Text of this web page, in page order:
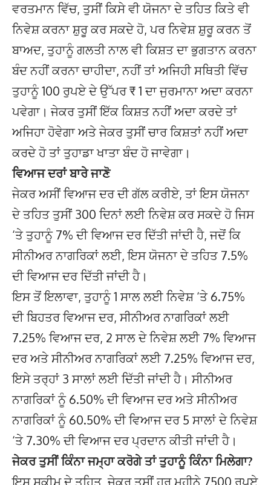
ਵਰਤਮਾਨ ਵਿੱਚ, ਤੁਸੀਂ ਕਿਸੇ ਵੀ ਯੋਜਨਾ ਦੇ ਤਹਿਤ ਕਿਤੇ ਵੀ
ਨਿਵੇਸ਼ ਕਰਨਾ ਸ਼ੁਰੂ ਕਰ ਸਕਦੇ ਹੋ, ਪਰ ਨਿਵੇਸ਼ ਸ਼ੁਰੂ ਕਰਨ ਤੋਂ
ਬਾਅਦ, ਤੁਹਾਨੂੰ ਗਲਤੀ ਨਾਲ ਵੀ ਕਿਸ਼ਤ ਦਾ ਭੁਗਤਾਨ ਕਰਨਾ
ਬੰਦ ਨਹੀਂ ਕਰਨਾ ਚਾਹੀਦਾ, ਨਹੀਂ ਤਾਂ ਅਜਿਹੀ ਸਥਿਤੀ ਵਿੱਚ
ਤੁਹਾਨੂੰ 100 ਰੁਪਏ ਦੇ ਉੱਪਰ ₹ 1 ਦਾ ਜੁਰਮਾਨਾ ਅਦਾ ਕਰਨਾ
ਪਵੇਗਾ। ਜੇਕਰ ਤੁਸੀਂ ਇੱਕ ਕਿਸ਼ਤ ਨਹੀਂ ਅਦਾ ਕਰਦੇ ਤਾਂ
ਅਜਿਹਾ ਹੋਵੇਗਾ ਅਤੇ ਜੇਕਰ ਤੁਸੀਂ ਚਾਰ ਕਿਸ਼ਤਾਂ ਨਹੀਂ ਅਦਾ
ਕਰਦੇ ਹੋ ਤਾਂ ਤੁਹਾਡਾ ਖਾਤਾ ਬੰਦ ਹੋ ਜਾਵੇਗਾ।
ਵਿਆਜ ਦਰਾਂ ਬਾਰੇ ਜਾਣੋ
ਜੇਕਰ ਅਸੀਂ ਵਿਆਜ ਦਰ ਦੀ ਗੱਲ ਕਰੀਏ, ਤਾਂ ਇਸ ਯੋਜਨਾ
ਦੇ ਤਹਿਤ ਤੁਸੀਂ 300 ਦਿਨਾਂ ਲਈ ਨਿਵੇਸ਼ ਕਰ ਸਕਦੇ ਹੋ ਜਿਸ
‘ਤੇ ਤੁਹਾਨੂੰ 7% ਦੀ ਵਿਆਜ ਦਰ ਦਿੱਤੀ ਜਾਂਦੀ ਹੈ, ਜਦੋਂ ਕਿ
ਸੀਨੀਅਰ ਨਾਗਰਿਕਾਂ ਲਈ, ਇਸ ਯੋਜਨਾ ਦੇ ਤਹਿਤ 7.5%
ਦੀ ਵਿਆਜ ਦਰ ਦਿੱਤੀ ਜਾਂਦੀ ਹੈ।
ਇਸ ਤੋਂ ਇਲਾਵਾ, ਤੁਹਾਨੂੰ 1 ਸਾਲ ਲਈ ਨਿਵੇਸ਼ ‘ਤੇ 6.75%
ਦੀ ਬਿਹਤਰ ਵਿਆਜ ਦਰ, ਸੀਨੀਅਰ ਨਾਗਰਿਕਾਂ ਲਈ
7.25% ਵਿਆਜ ਦਰ, 2 ਸਾਲ ਦੇ ਨਿਵੇਸ਼ ਲਈ 7% ਵਿਆਜ
ਦਰ ਅਤੇ ਸੀਨੀਅਰ ਨਾਗਰਿਕਾਂ ਲਈ 7.25% ਵਿਆਜ ਦਰ,
ਇਸੇ ਤਰ੍ਹਾਂ 3 ਸਾਲਾਂ ਲਈ ਦਿੱਤੀ ਜਾਂਦੀ ਹੈ। ਸੀਨੀਅਰ
ਨਾਗਰਿਕਾਂ ਨੂੰ 6.50% ਦੀ ਵਿਆਜ ਦਰ ਅਤੇ ਸੀਨੀਅਰ
ਨਾਗਰਿਕਾਂ ਨੂੰ 60.50% ਦੀ ਵਿਆਜ ਦਰ 5 ਸਾਲਾਂ ਦੇ ਨਿਵੇਸ਼
‘ਤੇ 7.30% ਦੀ ਵਿਆਜ ਦਰ ਪ੍ਰਦਾਨ ਕੀਤੀ ਜਾਂਦੀ ਹੈ।
ਜੇਕਰ ਤੁਸੀਂ ਕਿੰਨਾ ਜਮ੍ਹਾ ਕਰੋਗੇ ਤਾਂ ਤੁਹਾਨੂੰ ਕਿੰਨਾ ਮਿਲੇਗਾ?
ਇਸ ਸਕੀਮ ਦੇ ਤਹਿਤ, ਜੇਕਰ ਤੁਸੀਂ ਹਰ ਮਹੀਨੇ 7500 ਰੁਪਏ